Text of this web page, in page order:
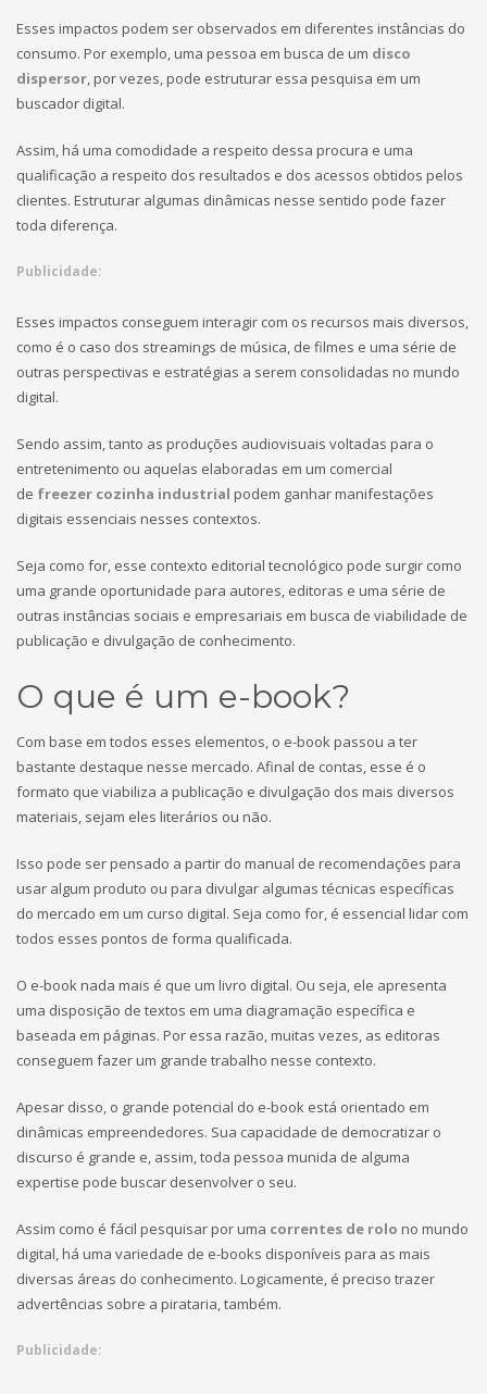
Esses impactos podem ser observados em diferentes instâncias do
consumo. Por exemplo, uma pessoa em busca de um disco
dispersor, por vezes, pode estruturar essa pesquisa em um
buscador digital.
Assim, há uma comodidade a respeito dessa procura e uma
qualificação a respeito dos resultados e dos acessos obtidos pelos
clientes. Estruturar algumas dinâmicas nesse sentido pode fazer
toda diferença.
Publicidade:
Esses impactos conseguem interagir com os recursos mais diversos,
como é o caso dos streamings de música, de filmes e uma série de
outras perspectivas e estratégias a serem consolidadas no mundo
digital.
Sendo assim, tanto as produções audiovisuais voltadas para o
entretenimento ou aquelas elaboradas em um comercial
de freezer cozinha industrial podem ganhar manifestações
digitais essenciais nesses contextos.
Seja como for, esse contexto editorial tecnológico pode surgir como
uma grande oportunidade para autores, editoras e uma série de
outras instâncias sociais e empresariais em busca de viabilidade de
publicação e divulgação de conhecimento.
O que é um e-book?
Com base em todos esses elementos, o e-book passou a ter
bastante destaque nesse mercado. Afinal de contas, esse é o
formato que viabiliza a publicação e divulgação dos mais diversos
materiais, sejam eles literários ou não.
Isso pode ser pensado a partir do manual de recomendações para
usar algum produto ou para divulgar algumas técnicas específicas
do mercado em um curso digital. Seja como for, é essencial lidar com
todos esses pontos de forma qualificada.
O e-book nada mais é que um livro digital. Ou seja, ele apresenta
uma disposição de textos em uma diagramação específica e
baseada em páginas. Por essa razão, muitas vezes, as editoras
conseguem fazer um grande trabalho nesse contexto.
Apesar disso, o grande potencial do e-book está orientado em
dinâmicas empreendedores. Sua capacidade de democratizar o
discurso é grande e, assim, toda pessoa munida de alguma
expertise pode buscar desenvolver o seu.
Assim como é fácil pesquisar por uma correntes de rolo no mundo
digital, há uma variedade de e-books disponíveis para as mais
diversas áreas do conhecimento. Logicamente, é preciso trazer
advertências sobre a pirataria, também.
Publicidade: